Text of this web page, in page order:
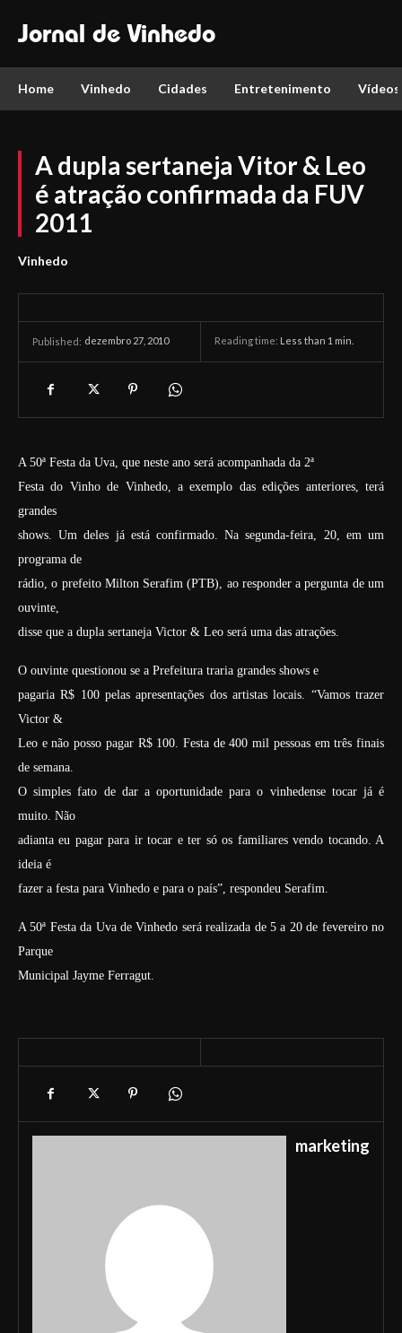
Jornal de Vinhedo
Home Vinhedo Cidades Entretenimento Vídeos
A dupla sertaneja Vitor & Leo
é atração confirmada da FUV
2011
Vinhedo
Published: dezembro 27, 2010 Reading time: Less than 1 min.
A 50ª Festa da Uva, que neste ano será acompanhada da 2ª
Festa do Vinho de Vinhedo, a exemplo das edições anteriores, terá
grandes
shows. Um deles já está confirmado. Na segunda-feira, 20, em um
programa de
rádio, o prefeito Milton Serafim (PTB), ao responder a pergunta de um
ouvinte,
disse que a dupla sertaneja Victor & Leo será uma das atrações.
O ouvinte questionou se a Prefeitura traria grandes shows e
pagaria R$ 100 pelas apresentações dos artistas locais. “Vamos trazer
Victor &
Leo e não posso pagar R$ 100. Festa de 400 mil pessoas em três finais
de semana.
O simples fato de dar a oportunidade para o vinhedense tocar já é
muito. Não
adianta eu pagar para ir tocar e ter só os familiares vendo tocando. A
ideia é
fazer a festa para Vinhedo e para o país”, respondeu Serafim.
A 50ª Festa da Uva de Vinhedo será realizada de 5 a 20 de fevereiro no
Parque
Municipal Jayme Ferragut.
marketing